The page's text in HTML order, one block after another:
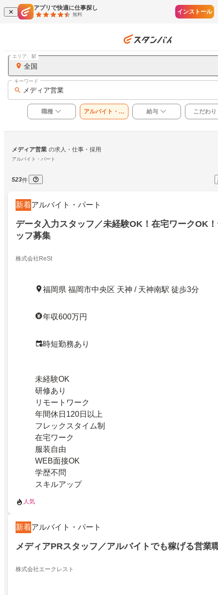
アプリで快適に仕事探し
無料 インストール
全国
エリア、駅
メディア営業
キーワード
職種
アルバイト・パ
ート
給与 こだわり
メディア営業 の求人・仕事・採用
アルバイト・パート
523件
新着アルバイト・パート
データ入力スタッフ／未経験OK！在宅ワークOK
ッフ募集
株式会社ReSt
福岡県 福岡市中央区 天神 / 天神南駅 徒歩3分
年収600万円
時短勤務あり
未経験OK
研修あり
リモートワーク
年間休日120日以上
フレックスタイム制
在宅ワーク
服装自由
WEB面接OK
学歴不問
スキルアップ
人気
新着アルバイト・パート
メディアPRスタッフ／アルバイトでも稼げる営業
株式会社エークレスト